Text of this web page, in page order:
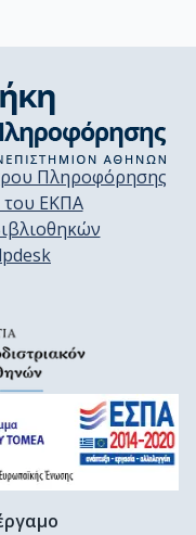
Πληροφόρησης
του ΕΚΠΑ